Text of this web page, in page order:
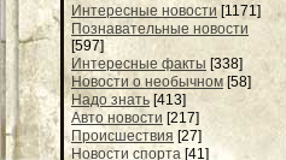
Интересные новости [1171]
Познавательные новости
[597]
Интересные факты [338]
Новости о необычном [58]
Надо знать [413]
Авто новости [217]
Происшествия [27]
Новости спорта [41]